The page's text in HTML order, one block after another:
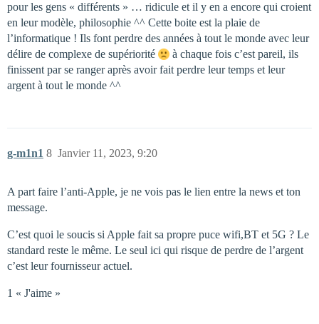
pour les gens « différents » … ridicule et il y en a encore qui croient
en leur modèle, philosophie ^^ Cette boite est la plaie de
l’informatique ! Ils font perdre des années à tout le monde avec leur
délire de complexe de supériorité
à chaque fois c’est pareil, ils
finissent par se ranger après avoir fait perdre leur temps et leur
argent à tout le monde ^^
g-m1n1 Janvier 11, 2023, 9:20
8
A part faire l’anti-Apple, je ne vois pas le lien entre la news et ton
message.
C’est quoi le soucis si Apple fait sa propre puce wifi,BT et 5G ? Le
standard reste le même. Le seul ici qui risque de perdre de l’argent
c’est leur fournisseur actuel.
1 « J'aime »